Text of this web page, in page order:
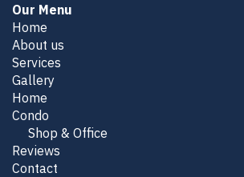
Our Menu
Home
About us
Services
Gallery
Home
Condo
Shop & Office
Reviews
Contact